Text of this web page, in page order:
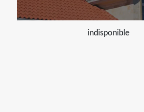
indisponible